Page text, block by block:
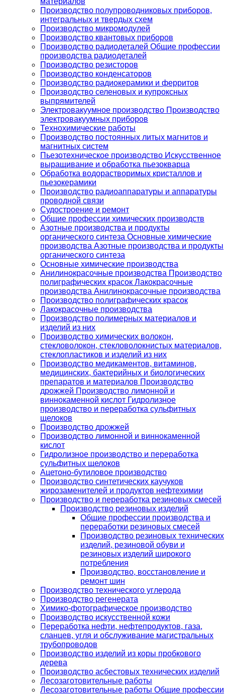
Производство полупроводниковых приборов,
интегральных и твердых схем
Производство микромодулей
Производство квантовых приборов
Производство радиодеталей Общие профессии
производства радиодеталей
Производство резисторов
Производство конденсаторов
Производство радиокерамики и ферритов
Производство селеновых и купроксных
выпрямителей
Электровакуумное производство Производство
электровакуумных приборов
Технохимические работы
Производство постоянных литых магнитов и
магнитных систем
Пьезотехническое производство Искусственное
выращивание и обработка пьезокварца
Обработка водорастворимых кристаллов и
пьезокерамики
Производство радиоаппаратуры и аппаратуры
проводной связи
Судостроение и ремонт
Общие профессии химических производств
Азотные производства и продукты
органического синтеза Основные химические
производства Азотные производства и продукты
органического синтеза
Основные химические производства
Анилинокрасочные производства Производство
полиграфических красок Лакокрасочные
производства Анилинокрасочные производства
Производство полиграфических красок
Лакокрасочные производства
Производство полимерных материалов и
изделий из них
Производство химических волокон,
стекловолокон, стекловолокнистых материалов,
стеклопластиков и изделий из них
Производство медикаментов, витаминов,
медицинских, бактерийных и биологических
препаратов и материалов Производство
дрожжей Производство лимонной и
виннокаменной кислот Гидролизное
производство и переработка сульфитных
щелоков
Производство дрожжей
Производство лимонной и виннокаменной
кислот
Гидролизное производство и переработка
сульфитных щелоков
Ацетоно-бутиловое производство
Производство синтетических каучуков
жирозаменителей и продуктов нефтехимии
Производство и переработка резиновых смесей
Производство резиновых изделий
Общие профессии производства и
переработки резиновых смесей
Производство резиновых технических
изделий, резиновой обуви и
резиновых изделий широкого
потребления
Производство, восстановление и
ремонт шин
Производство технического углерода
Производство регенерата
Химико-фотографическое производство
Производство искусственной кожи
Переработка нефти, нефтепродуктов, газа,
сланцев, угля и обслуживание магистральных
трубопроводов
Производство изделий из коры пробкового
дерева
Производство асбестовых технических изделий
Лесозаготовительные работы
Лесозаготовительные работы Общие профессии